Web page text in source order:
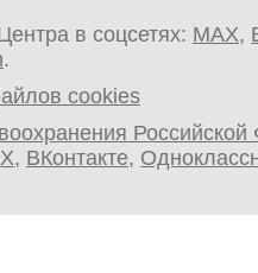
в соцсетях: MAX,
.
cookies
, ВКонтакте,